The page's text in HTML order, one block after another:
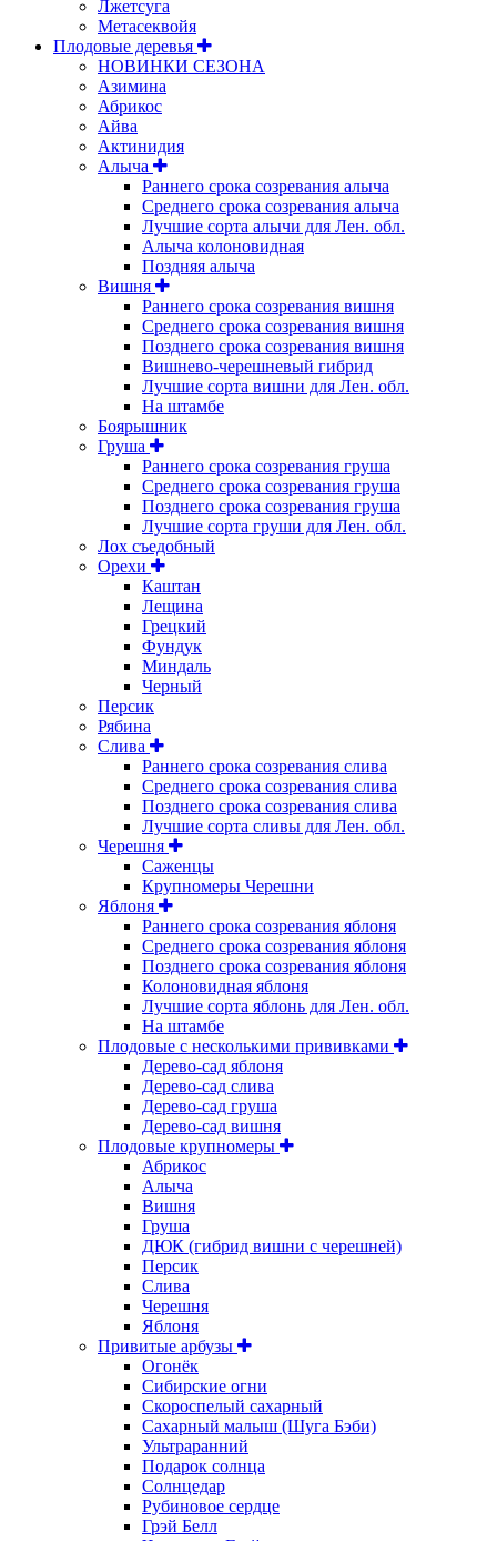
Лжетсуга
Метасеквойя
Плодовые деревья
НОВИНКИ СЕЗОНА
Азимина
Абрикос
Айва
Актинидия
Алыча
Раннего срока созревания алыча
Среднего срока созревания алыча
Лучшие сорта алычи для Лен. обл.
Алыча колоновидная
Поздняя алыча
Вишня
Раннего срока созревания вишня
Среднего срока созревания вишня
Позднего срока созревания вишня
Вишнево-черешневый гибрид
Лучшие сорта вишни для Лен. обл.
На штамбе
Боярышник
Груша
Раннего срока созревания груша
Среднего срока созревания груша
Позднего срока созревания груша
Лучшие сорта груши для Лен. обл.
Лох съедобный
Орехи
Каштан
Лещина
Грецкий
Фундук
Миндаль
Черный
Персик
Рябина
Слива
Раннего срока созревания слива
Среднего срока созревания слива
Позднего срока созревания слива
Лучшие сорта сливы для Лен. обл.
Черешня
Саженцы
Крупномеры Черешни
Яблоня
Раннего срока созревания яблоня
Среднего срока созревания яблоня
Позднего срока созревания яблоня
Колоновидная яблоня
Лучшие сорта яблонь для Лен. обл.
На штамбе
Плодовые с несколькими прививками
Дерево-сад яблоня
Дерево-сад слива
Дерево-сад груша
Дерево-сад вишня
Плодовые крупномеры
Абрикос
Алыча
Вишня
Груша
ДЮК (гибрид вишни с черешней)
Персик
Слива
Черешня
Яблоня
Привитые арбузы
Огонёк
Сибирские огни
Скороспелый сахарный
Сахарный малыш (Шуга Бэби)
Ультраранний
Подарок солнца
Солнцедар
Рубиновое сердце
Грэй Белл